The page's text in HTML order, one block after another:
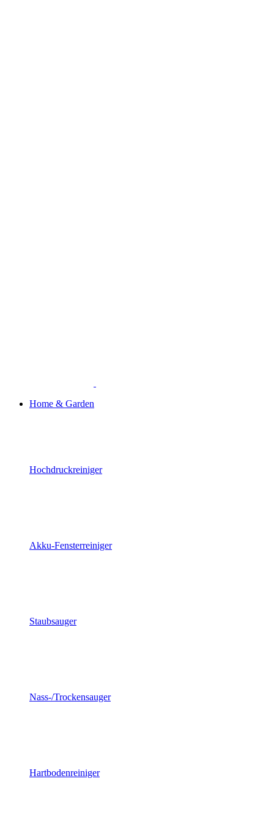
Home & Garden
Hochdruckreiniger
Akku-Fensterreiniger
Staubsauger
Nass-/Trockensauger
Hartbodenreiniger